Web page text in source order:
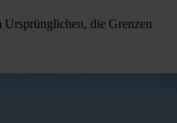
Ursprünglichen, die Grenzen